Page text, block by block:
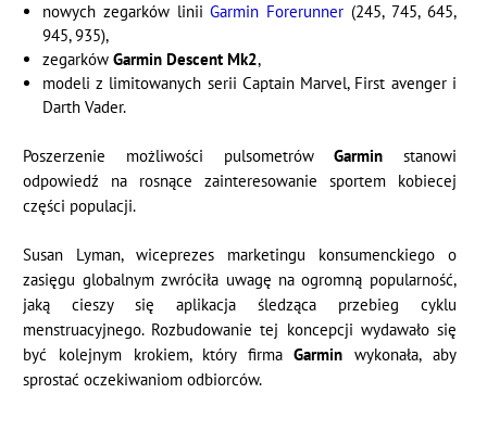
nowych zegarków liniiGarmin Forerunner (245, 745, 645,
945, 935),
zegarkówGarmin Descent Mk2,
modeli z limitowanych serii Captain Marvel, First avenger i
Darth Vader.
Poszerzenie możliwości pulsometrówGarmin stanowi
odpowiedź na rosnące zainteresowanie sportem kobiecej
części populacji.
Susan Lyman, wiceprezes marketingu konsumenckiego o
zasięgu globalnym zwróciła uwagę na ogromną popularność,
jaką cieszy się aplikacja śledząca przebieg cyklu
menstruacyjnego. Rozbudowanie tej koncepcji wydawało się
być kolejnym krokiem, który firmaGarmin wykonała, aby
sprostać oczekiwaniom odbiorców.